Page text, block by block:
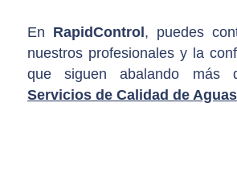
En RapidControl , puedes
nuestros profesionales y la
que siguen abalando
Servicios de Calidad de